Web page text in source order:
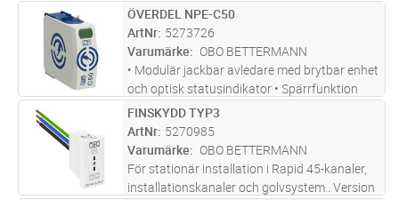
ST Lägg i kundvagn
ÖVERDEL NPE-C50
ArtNr 5273726
Varumärke
OBO BETTERMANN
• Modulär jackbar avledare med brytbar enhet
och optisk statusindikator • Spärrfunktion
med vibrationsskydd och spänningskodning •
Plast motsvarande UL 94 V-0
ST Lägg i kundvagn
FINSKYDD TYP3
ArtNr 5270985
Varumärke
OBO BETTERMANN
För stationär installation i Rapid 45-kanaler,
installationskanaler och golvsystem.. Version